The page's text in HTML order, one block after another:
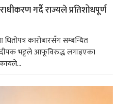
गर्दै राज्यले प्रतिशोधपूर्ण
कारोबारसँग सम्बन्धित
भट्टले आफूविरुद्ध लगाइएका